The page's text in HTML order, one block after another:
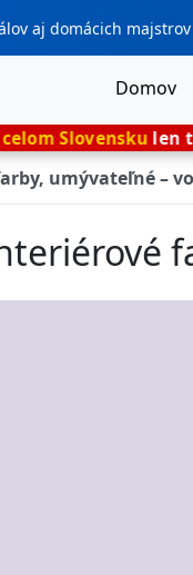
aj domácich majstrov
Domov
len teraz!
umývateľné –